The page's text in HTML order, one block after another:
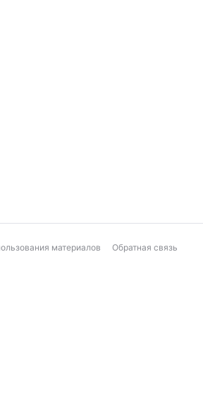
материалов Обратная связь